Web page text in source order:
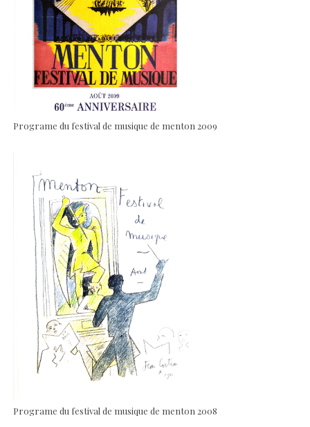
Programe du festival de musique de menton 2009
Programe du festival de musique de menton 2008